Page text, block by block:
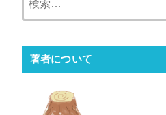
著者について